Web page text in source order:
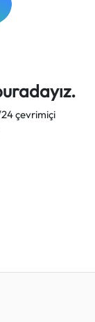
24 çevrimiçi